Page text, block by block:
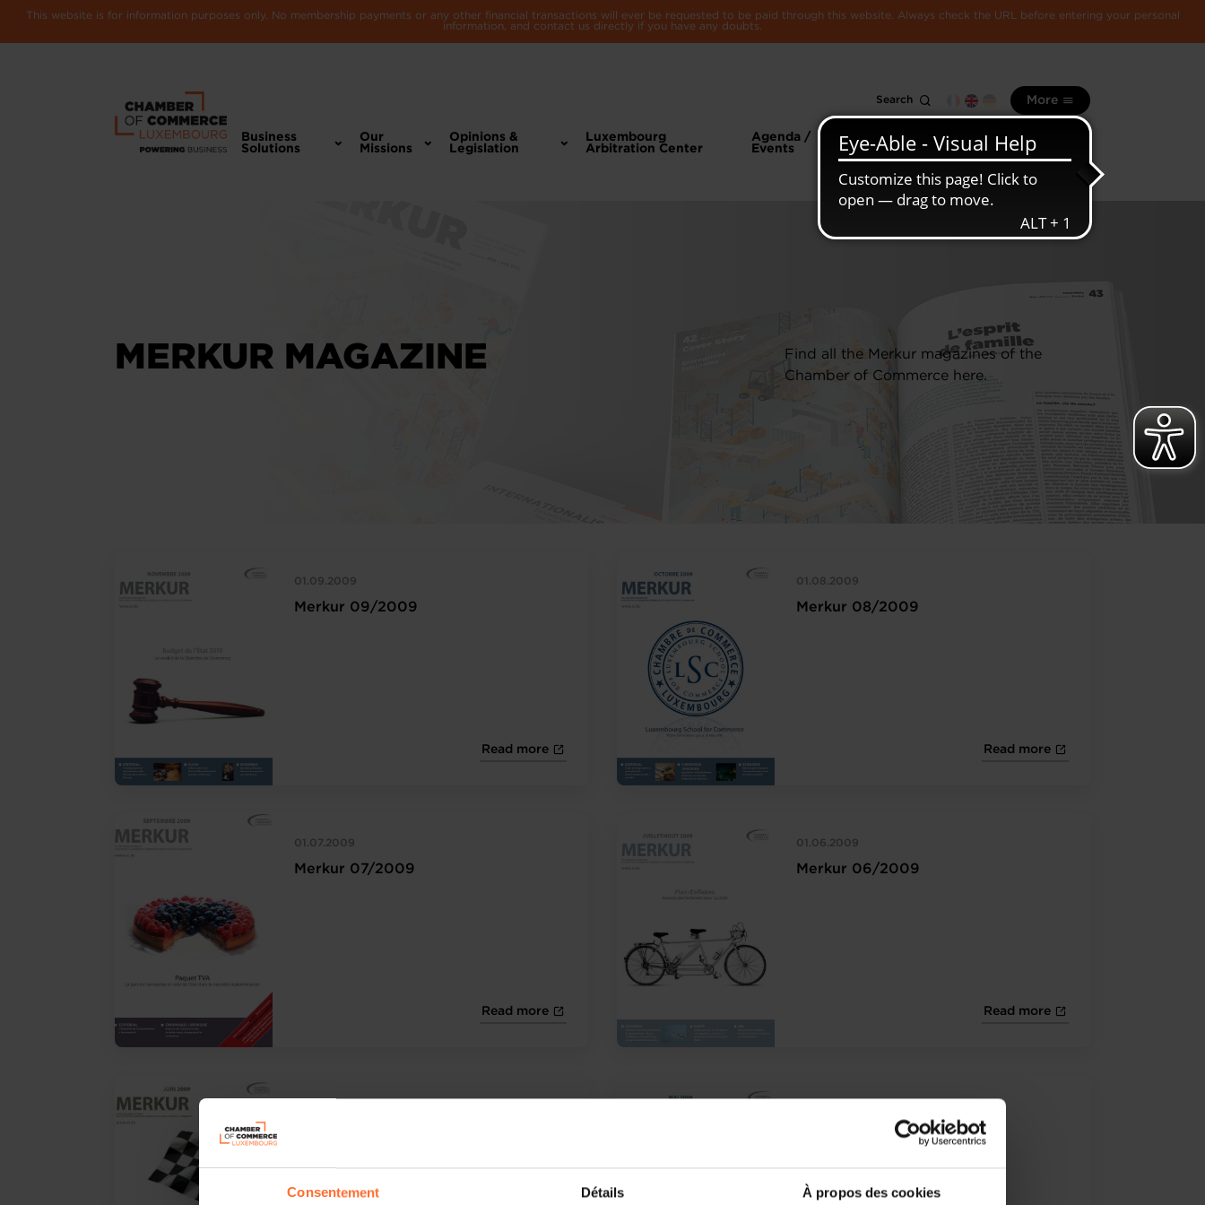
Consentement Détails À propos des cookies
This website is for information purposes only. No membership payments or any other financial transactions will ever be requested to be paid through this website. Always check the URL before entering your personal
information, and contact us directly if you have any doubts.
Search More
Business
Solutions
Our
Missions
Opinions &
Legislation
Luxembourg
Arbitration Center
Agenda /
Events
information
Luxembourg
economy
MERKUR MAGAZINE
Find all the Merkur magazines of the
Chamber of Commerce here.
01.09.2009
Merkur 09/2009
Read more
01.08.2009
Merkur 08/2009
Read more
01.07.2009
Merkur 07/2009
Read more
01.06.2009
Merkur 06/2009
Read more
Merkur 04/2009